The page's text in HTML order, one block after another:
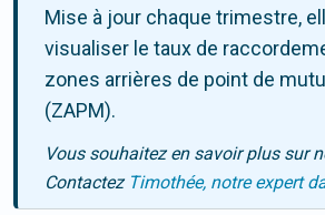
Mise à jour chaque trimestre,
visualiser le taux de
zones arrières de point de
(ZAPM).
Vous souhaitez en savoir plus sur
Contactez Timothée, notre expert